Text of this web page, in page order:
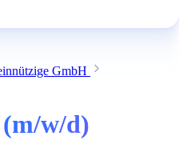
GmbH
w/d)